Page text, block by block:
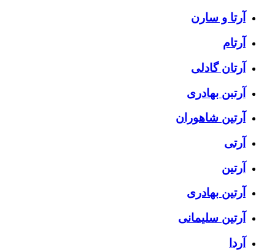
آرتا و سارن
آرتام
آرتان گادلی
آرتبن بهادری
آرتين شاهوران
آرتی
آرتین
آرتین بهادری
آرتین سلیمانی
آردا